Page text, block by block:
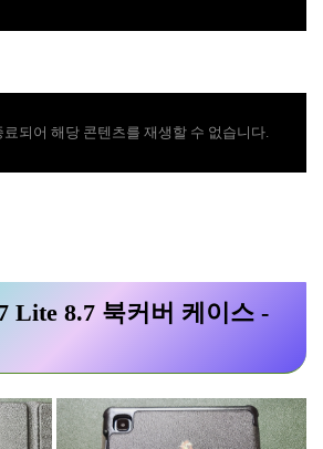
되어 해당 콘텐츠를 재생할 수 없습니다.
Lite 8.7 북커버 케이스 -